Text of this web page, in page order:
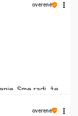
Sme radi, že
návštevu!
overené
overené